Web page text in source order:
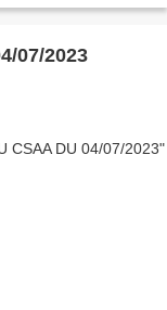
07/2023